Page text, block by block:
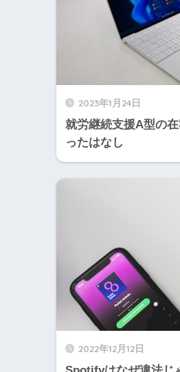
2023年1月24日
就労継続支援A型の
ったはなし
2022年12月12日